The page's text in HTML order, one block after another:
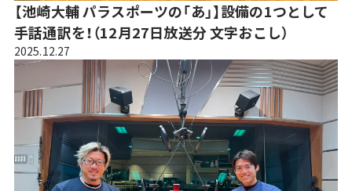
【池崎大輔 パラスポーツの「あ」】設備の1つとして
手話通訳を！（12月27日放送分 文字おこし）
2025.12.27